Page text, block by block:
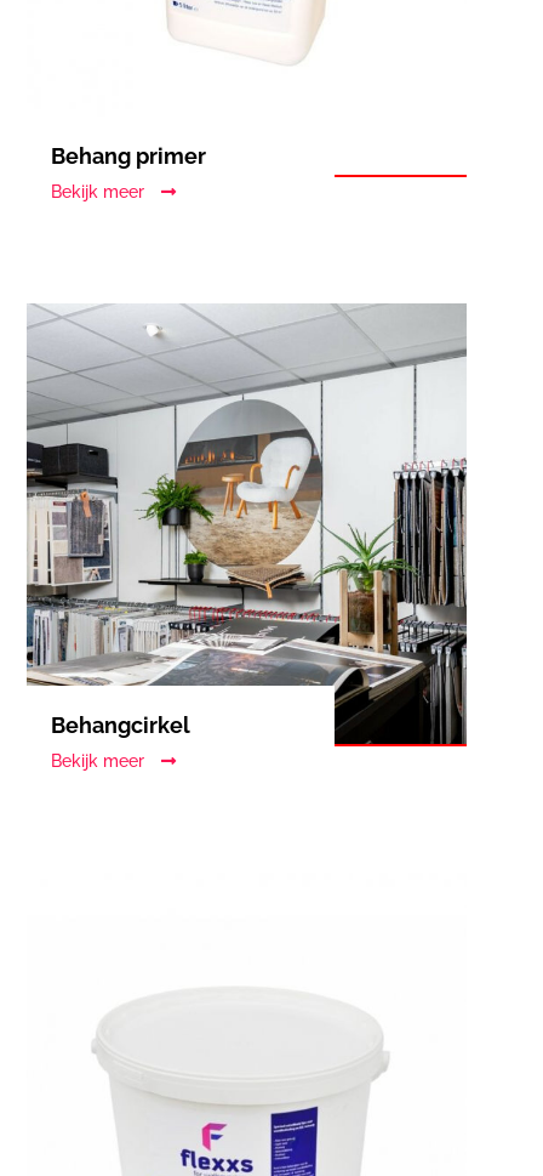
Behang primer
Bekijk meer
Behangcirkel
Bekijk meer